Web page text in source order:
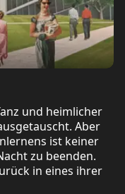
und heimlicher
Aber
ist keiner
zu beenden.
in eines ihrer